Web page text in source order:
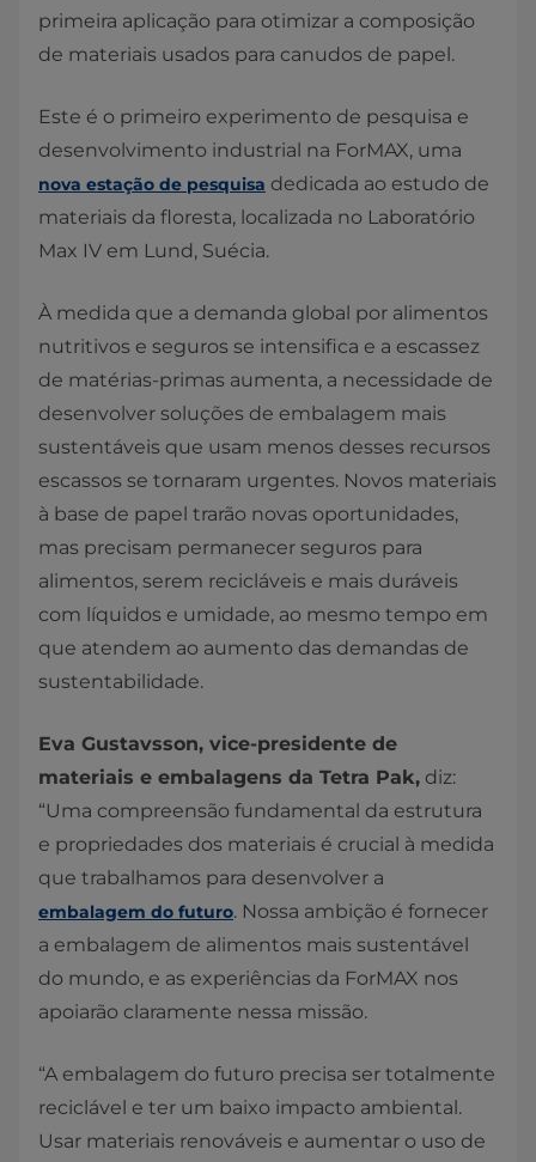
primeira aplicação para otimizar a composição
de materiais usados para canudos de papel.
Este é o primeiro experimento de pesquisa e
desenvolvimento industrial na ForMAX, uma
nova estação de pesquisa dedicada ao estudo de
materiais da floresta, localizada no Laboratório
Max IV em Lund, Suécia.
À medida que a demanda global por alimentos
nutritivos e seguros se intensifica e a escassez
de matérias-primas aumenta, a necessidade de
desenvolver soluções de embalagem mais
sustentáveis que usam menos desses recursos
escassos se tornaram urgentes. Novos materiais
à base de papel trarão novas oportunidades,
mas precisam permanecer seguros para
alimentos, serem recicláveis e mais duráveis
com líquidos e umidade, ao mesmo tempo em
que atendem ao aumento das demandas de
sustentabilidade.
Eva Gustavsson, vice-presidente de
materiais e embalagens da Tetra Pak, diz:
“Uma compreensão fundamental da estrutura
e propriedades dos materiais é crucial à medida
que trabalhamos para desenvolver a
embalagem do futuro. Nossa ambição é fornecer
a embalagem de alimentos mais sustentável
do mundo, e as experiências da ForMAX nos
apoiarão claramente nessa missão.
“A embalagem do futuro precisa ser totalmente
reciclável e ter um baixo impacto ambiental.
Usar materiais renováveis e aumentar o uso de